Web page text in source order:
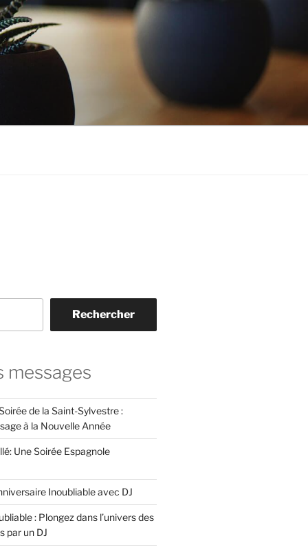
Rechercher
messages
de la Saint-Sylvestre :
à la Nouvelle Année
Une Soirée Espagnole
Inoubliable avec DJ
: Plongez dans l’univers des
par un DJ